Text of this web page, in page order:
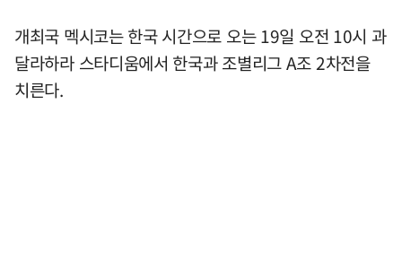
개최국 멕시코는 한국 시간으로 오는 19일 오전 10시 과
달라하라 스타디움에서 한국과 조별리그 A조 2차전을
치른다.